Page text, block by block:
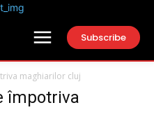
Subscribe
maghiarilor cluj
împotriva